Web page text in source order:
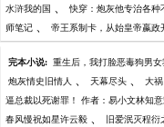
水浒我的国 、 快穿：炮灰他专治各种
师笔记 、 帝王系制卡，从始皇帝嬴政
完本小说: 重生后，我打脸恶毒狗男
炮灰情史旧情人 、 天幕尽头 、 大祸
逼总裁以死谢罪！ 作者：易小文林知意
春风慢祝如星许云毅 、 旧爱泯灭程衍